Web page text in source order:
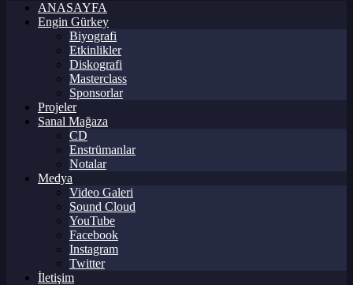
ANASAYFA
Engin Gürkey
Biyografi
Etkinlikler
Diskografi
Masterclass
Sponsorlar
Projeler
Sanal Mağaza
CD
Enstrümanlar
Notalar
Medya
Video Galeri
Sound Cloud
YouTube
Facebook
Instagram
Twitter
İletişim